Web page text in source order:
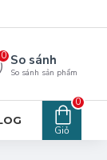
So sánh
So sánh sản phẩm
0
Giỏ
0